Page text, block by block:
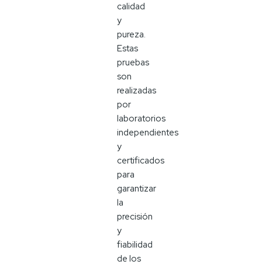
calidad
y
pureza.
Estas
pruebas
son
realizadas
por
laboratorios
independientes
y
certificados
para
garantizar
la
precisión
y
fiabilidad
de los